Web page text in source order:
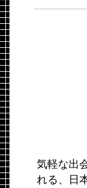
気軽な出
れる、日